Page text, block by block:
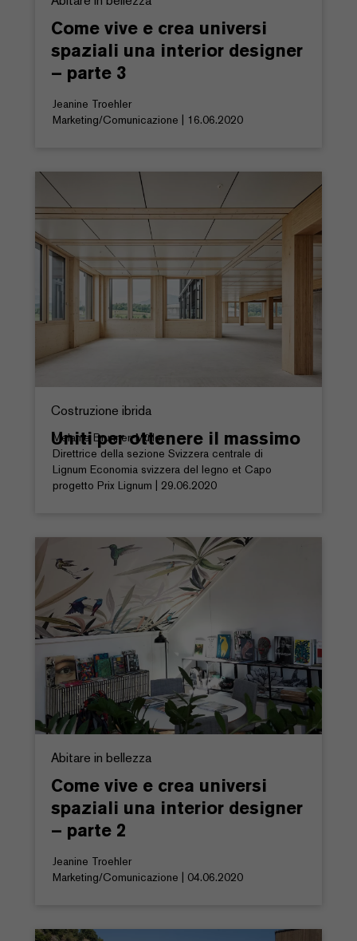
Come vive e crea universi
spaziali una interior designer
– parte 3
Jeanine Troehler
Marketing/Comunicazione | 16.06.2020
Costruzione ibrida
Uniti per ottenere il massimo
Melanie Brunner-Müller
Direttrice della sezione Svizzera centrale di
Lignum Economia svizzera del legno et Capo
progetto Prix Lignum | 29.06.2020
Abitare in bellezza
Come vive e crea universi
spaziali una interior designer
– parte 2
Jeanine Troehler
Marketing/Comunicazione | 04.06.2020